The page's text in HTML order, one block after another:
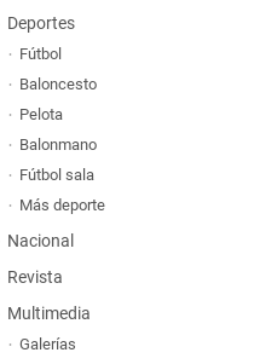
Deportes
Fútbol
Baloncesto
Pelota
Balonmano
Fútbol sala
Más deporte
Nacional
Revista
Multimedia
Galerías